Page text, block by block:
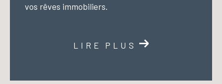
vos rêves immobiliers.
LIRE PLUS